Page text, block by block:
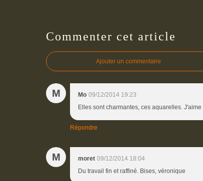
Commenter cet article
Ajouter un commentaire
M Mo 09/12/2014 19:23
Elles sont charmantes, ces aquarelles.
Répondre
M moret 09/12/2014 18:04
Du travail fin et raffiné. Bises, véronique